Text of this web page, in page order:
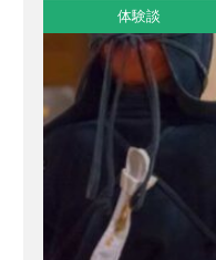
体験談